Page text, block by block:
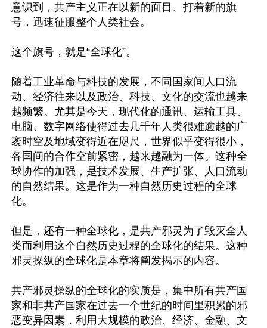
意识到，共产主义正在以新的面目、打着新的旗
号，迅速征服整个人类社会。
这个旗号，就是“全球化”。
随着工业革命与科技的发展，不同国家间人口流
动、经济往来以及政治、科技、文化的交流也越来
越频繁。尤其是今天，现代化的通讯、运输工具、
电脑、数字网络使得过去几千年人类很难逾越的广
袤时空及地域变得近在咫尺，世界似乎变得很小，
各国间的合作空前紧密，越来越融为一体。这种全
球协作的加强，是技术发展、生产扩张、人口流动
的自然结果。这是作为一种自然历史过程的全球
化。
但是，还有一种全球化，是共产邪灵为了毁灭全人
类而利用这个自然历史过程的全球化的结果。这种
邪灵操纵的全球化是本章将阐发揭示的内容。
共产邪灵操纵的全球化的实质是，集中所有共产国
家和非共产国家在过去一个世纪的时间里积累的邪
恶变异因素，利用大规模的政治、经济、金融、文